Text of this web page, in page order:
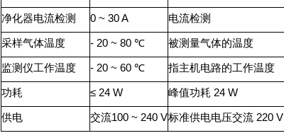
净化器电流检测 0 ~ 30 A 电流检测
采样气体温度 - 20 ~ 80 ℃ 被测量气体的温度
监测仪工作温度 - 20 ~ 60 ℃ 指主机电路的工作温度
功耗 ≤ 24 W 峰值功耗 24 W
供电 交流100 ~ 240 V标准供电电压交流 220 V